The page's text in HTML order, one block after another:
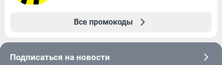
Все промокоды
Подписаться на новости